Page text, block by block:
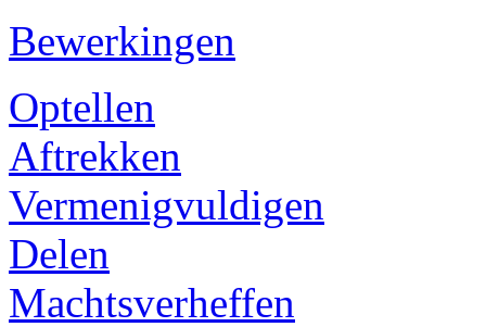
Bewerkingen
Optellen
Aftrekken
Vermenigvuldigen
Delen
Machtsverheffen